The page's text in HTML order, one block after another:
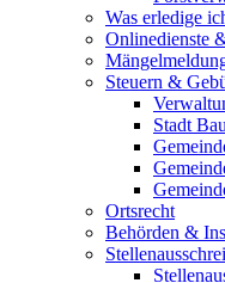
Was erledige
Onlinedienste
Steuern &
Stadt
Ortsrecht
Behörden &